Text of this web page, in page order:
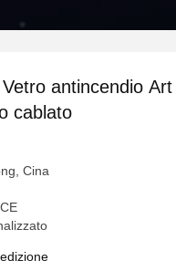
antincendio Art
cablato
Cina